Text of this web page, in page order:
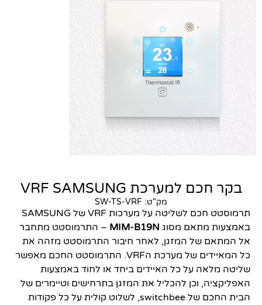
בקר חכם למערכת VRF SAMSUNG
מק"ט: SW-TS-VRF
תרמוסטט חכם לשליטה על מערכות VRF של SAMSUNG
באמצעות מתאם מסוג MIM-B19N – התרמוסטט מתחבר
אל המתאם של המזגן, לאחר חיבור התרמוסטט מזהה את
כל המאיידים של מערכת הVRF. התרמוסטט החכם מאפשר
שליטה מלאה על כל האיידים ביחד או לחוד באמצעות
האפליקציה, וכן להכליל את המזגן בתרחישים וטיימרים של
הבית החכם של switchbee, לשלוט קולית על כל פקודות
הכרחי
קובצי
Cookie אלו
אינם
אופציונליים.
הם נדרשים
להפעלת